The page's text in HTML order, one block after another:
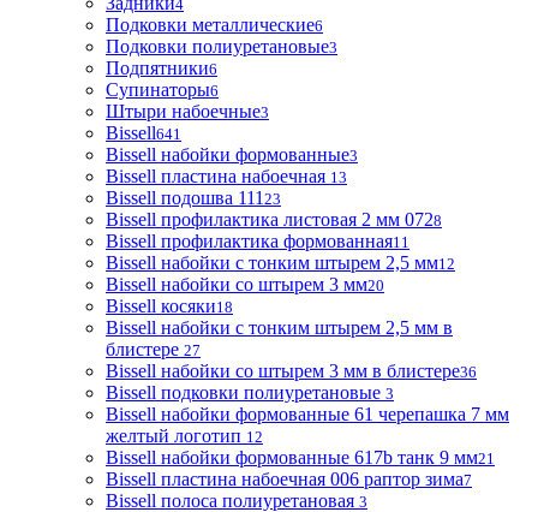
4
Подковки металлические6
Подковки полиуретановые3
Подпятники6
Супинаторы6
Штыри набоечные3
Bissell641
Bissell набойки формованные3
Bissell пластина набоечная 13
Bissell подошва 111 23
Bissell профилактика листовая 2 мм 0728
Bissell профилактика формованная11
Bissell набойки с тонким штырем 2,5 мм12
Bissell набойки со штырем 3 мм20
Bissell косяки18
Bissell набойки с тонким штырем 2,5 мм в
блистере 27
Bissell набойки со штырем 3 мм в блистере36
Bissell подковки полиуретановые 3
Bissell набойки формованные 61 черепашка 7 мм
желтый логотип 12
Bissell набойки формованные 617b танк 9 мм21
Bissell пластина набоечная 006 раптор зима7
Bissell полоса полиуретановая 3